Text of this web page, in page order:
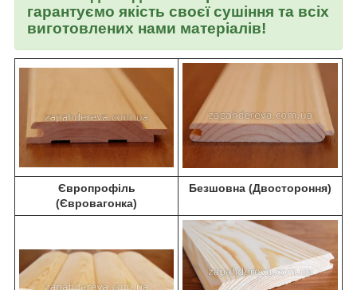
гарантуємо якість своєї сушіння та всіх
виготовлених нами матеріалів!
Європрофіль
(Євровагонка)
Безшовна (Двостороння)